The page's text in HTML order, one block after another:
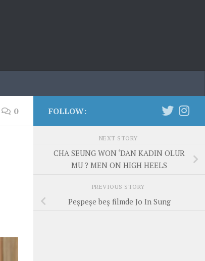
0 FOLLOW:
NEXT STORY
CHA SEUNG WON ‘DAN KADIN OLUR
MU ? MEN ON HIGH HEELS
PREVIOUS STORY
Peşpeşe beş filmde Jo In Sung